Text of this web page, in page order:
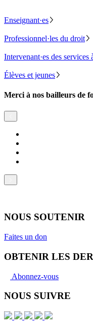
Enseignant·es
Professionnel·les du droit
Intervenant·es des services
Élèves et jeunes
Merci à nos bailleurs de
NOUS SOUTENIR
Faites un don
OBTENIR LES
Abonnez-vous
NOUS SUIVRE